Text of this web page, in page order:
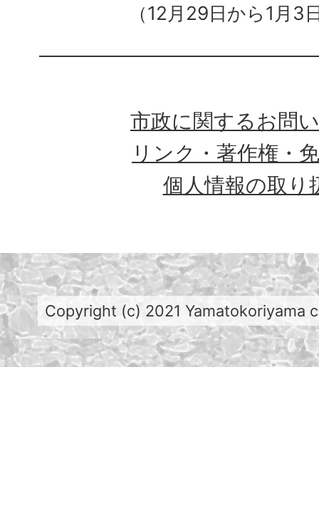
（12月29日から1月3
市政に関するお問
リンク・著作権・
個人情報の取り
Copyright (c) 2021 Yamatokoriyama